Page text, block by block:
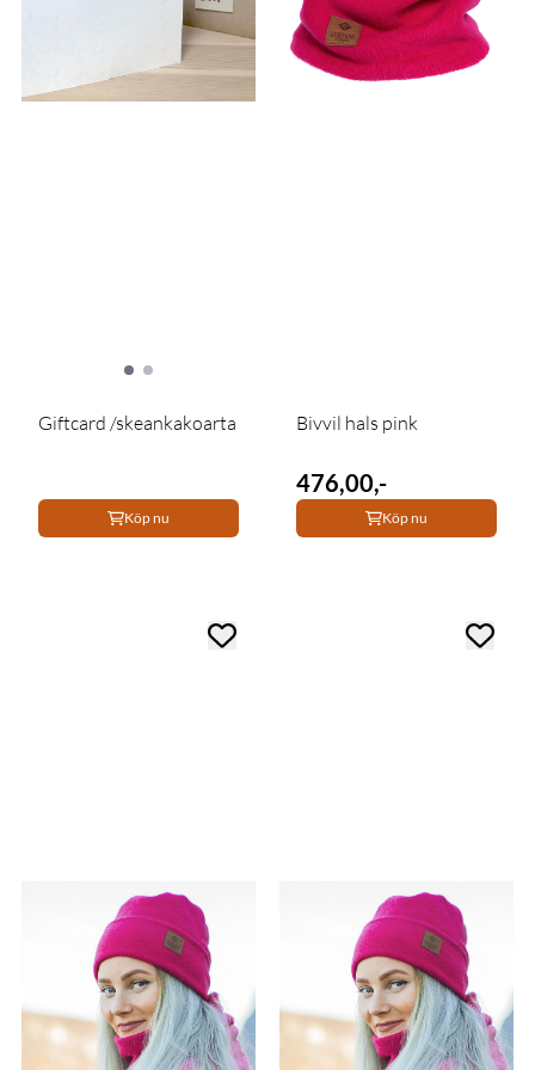
Giftcard /skeankakoarta
Köp nu
Bivvil hals pink
476,00,-
Köp nu